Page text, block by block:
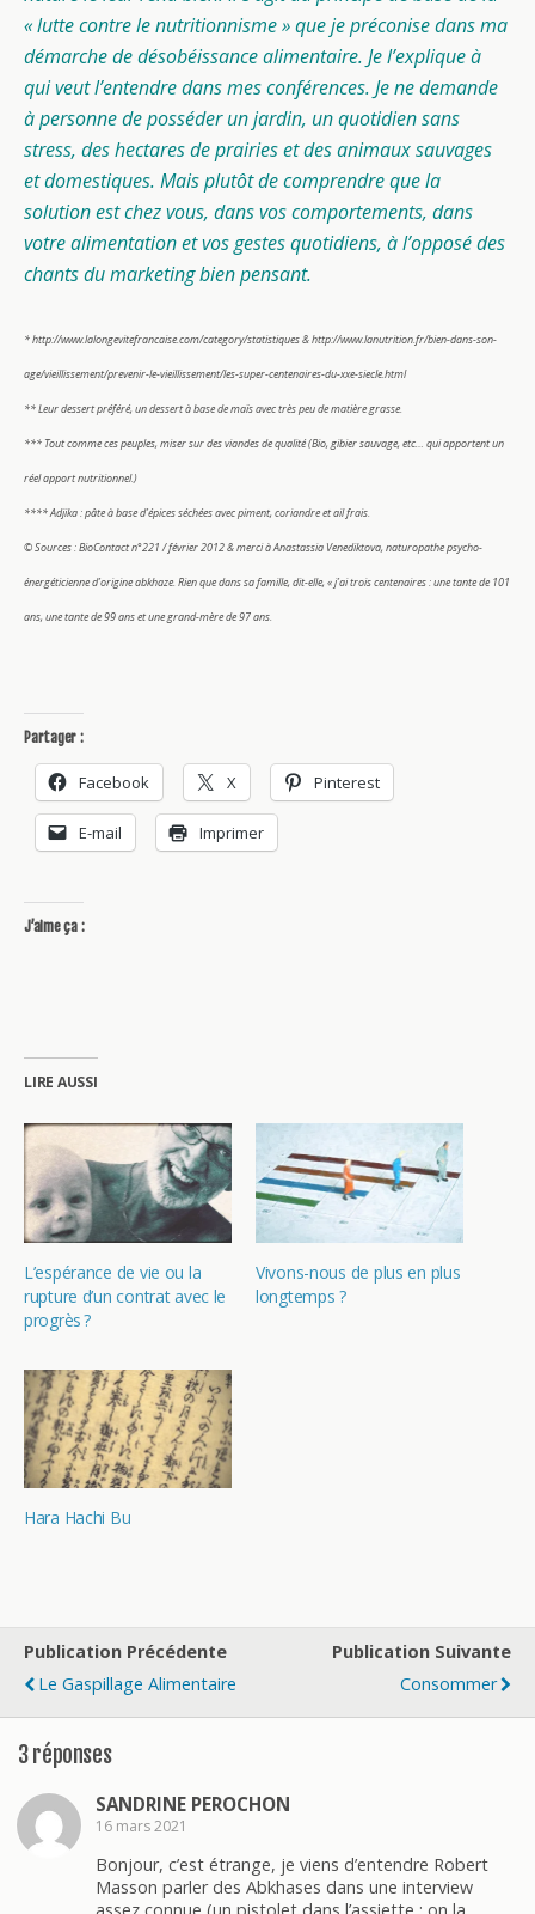
« lutte contre le nutritionnisme » que je préconise dans ma
démarche de désobéissance alimentaire. Je l’explique à
qui veut l’entendre dans mes conférences. Je ne demande
à personne de posséder un jardin, un quotidien sans
stress, des hectares de prairies et des animaux sauvages
et domestiques. Mais plutôt de comprendre que la
solution est chez vous, dans vos comportements, dans
votre alimentation et vos gestes quotidiens, à l’opposé des
chants du marketing bien pensant.
* http://www.lalongevitefrancaise.com/category/statistiques & http://www.lanutrition.fr/bien-dans-son-
age/vieillissement/prevenir-le-vieillissement/les-super-centenaires-du-xxe-siecle.html
** Leur dessert préféré, un dessert à base de maïs avec très peu de matière grasse.
*** Tout comme ces peuples, miser sur des viandes de qualité (Bio, gibier sauvage, etc… qui apportent un
réel apport nutritionnel.)
**** Adjika : pâte à base d’épices séchées avec piment, coriandre et ail frais.
© Sources : BioContact n°221 / février 2012 & merci à Anastassia Venediktova, naturopathe psycho-
énergéticienne d’origine abkhaze. Rien que dans sa famille, dit-elle, « j’ai trois centenaires : une tante de 101
ans, une tante de 99 ans et une grand-mère de 97 ans.
Partager :
Facebook X Pinterest
E-mail Imprimer
J’aime ça :
LIRE AUSSI
L’espérance de vie ou la
rupture d’un contrat avec le
progrès ?
Vivons-nous de plus en plus
longtemps ?
Hara Hachi Bu
Publication Précédente
Le Gaspillage Alimentaire
Publication Suivante
Consommer
3 réponses
SANDRINE PEROCHON
16 mars 2021
Bonjour, c’est étrange, je viens d’entendre Robert
Masson parler des Abkhases dans une interview